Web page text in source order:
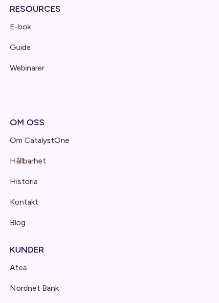
RESOURCES
E-bok
Guide
Webinarer
OM OSS
Om CatalystOne
Hållbarhet
Historia
Kontakt
Blog
KUNDER
Atea
Nordnet Bank